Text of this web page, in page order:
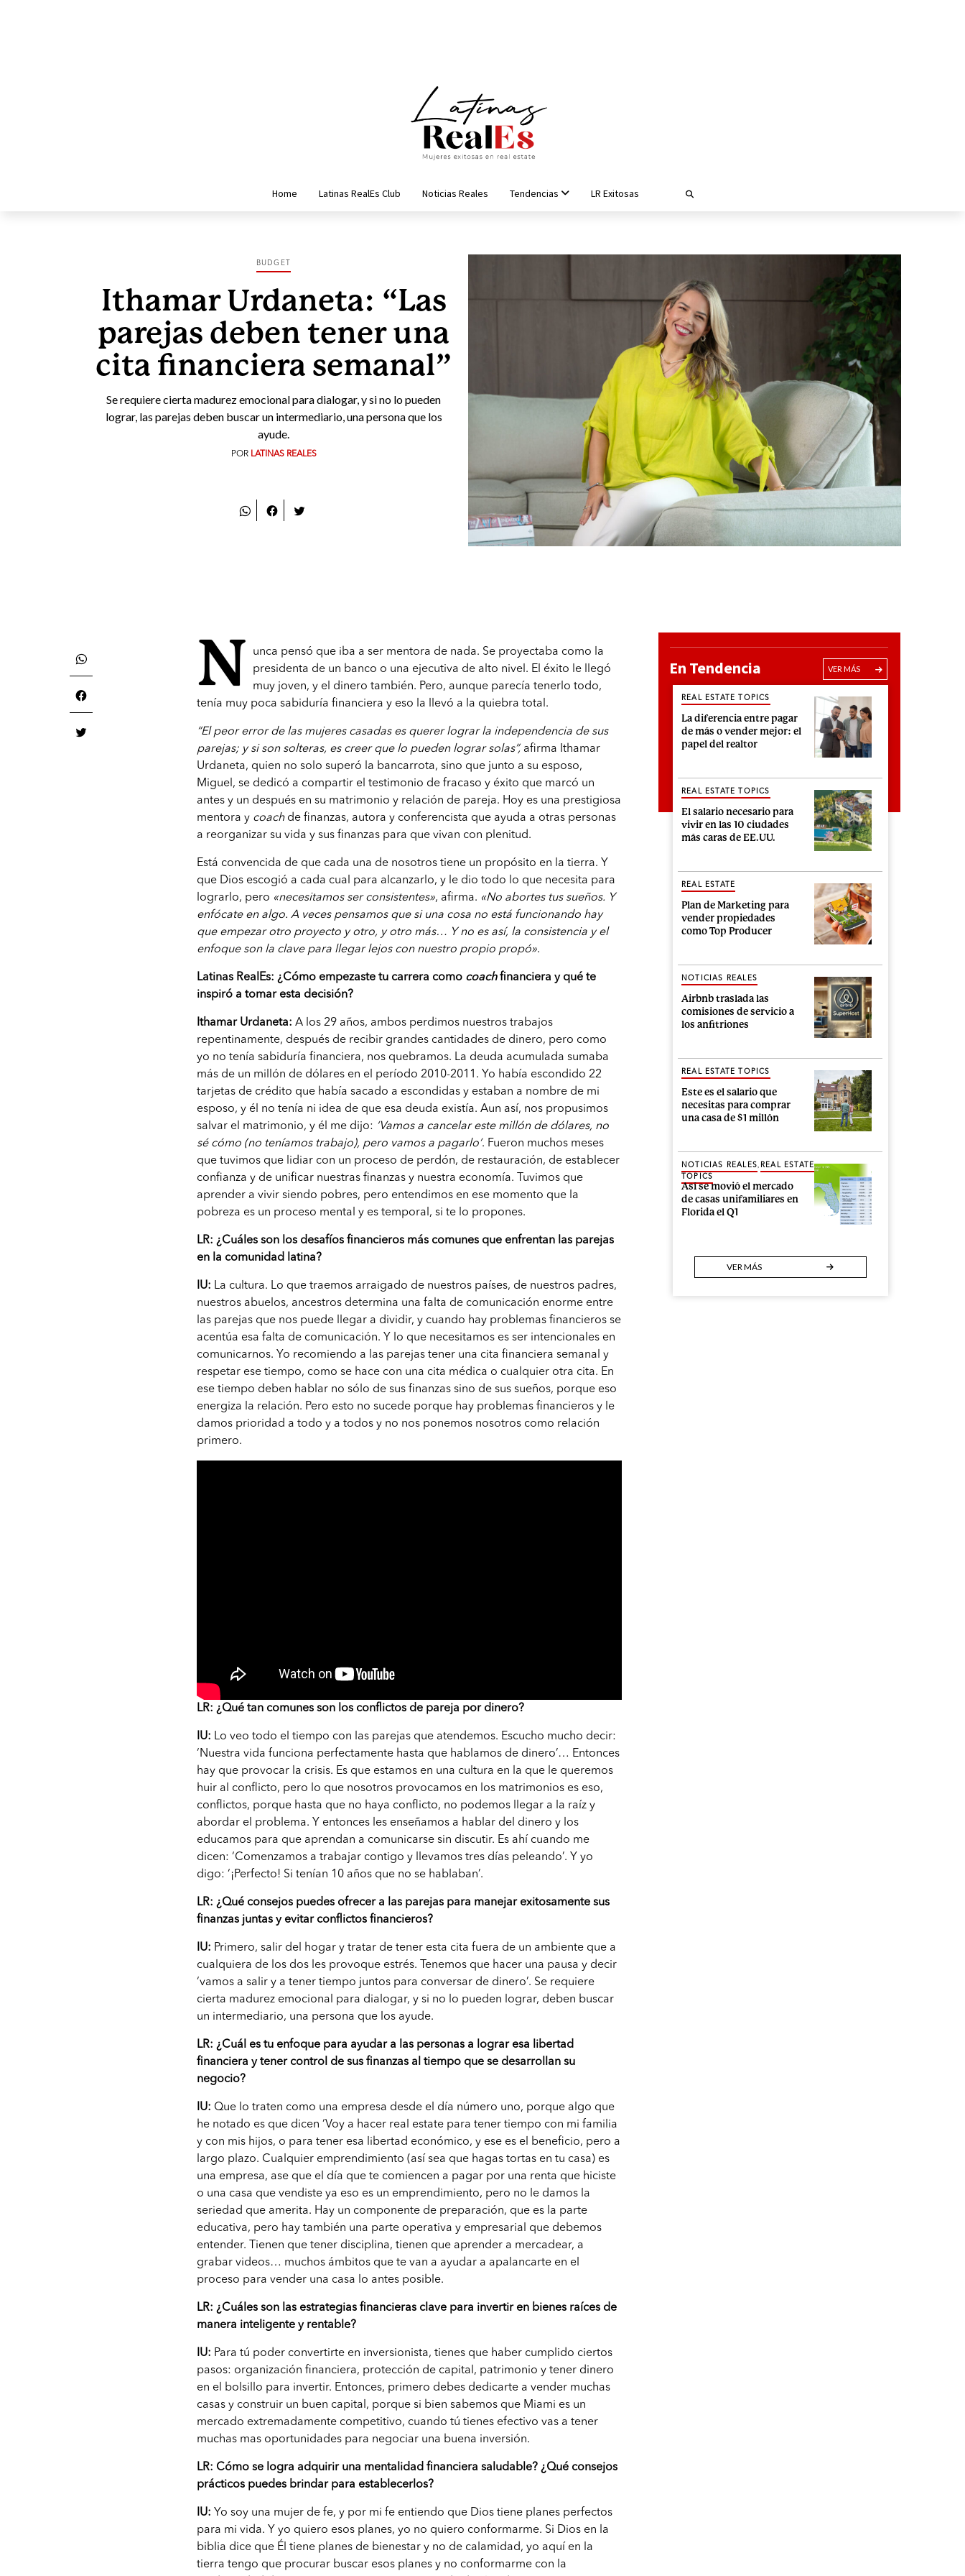
Home Latinas RealEs Club Noticias Reales Tendencias LR Exitosas
BUDGET
Ithamar Urdaneta: “Las
parejas deben tener una
cita financiera semanal”
Se requiere cierta madurez emocional para dialogar, y si no lo pueden
lograr, las parejas deben buscar un intermediario, una persona que los
ayude.
POR LATINAS REALES
N
unca pensó que iba a ser mentora de nada. Se proyectaba como la
presidenta de un banco o una ejecutiva de alto nivel. El éxito le llegó
muy joven, y el dinero también. Pero, aunque parecía tenerlo todo,
tenía muy poca sabiduría financiera y eso la llevó a la quiebra total.
“El peor error de las mujeres casadas es querer lograr la independencia de sus
parejas; y si son solteras, es creer que lo pueden lograr solas”, afirma Ithamar
Urdaneta, quien no solo superó la bancarrota, sino que junto a su esposo,
Miguel, se dedicó a compartir el testimonio de fracaso y éxito que marcó un
antes y un después en su matrimonio y relación de pareja. Hoy es una prestigiosa
mentora y coachde finanzas, autora y conferencista que ayuda a otras personas
a reorganizar su vida y sus finanzas para que vivan con plenitud.
Está convencida de que cada una de nosotros tiene un propósito en la tierra. Y
que Dios escogió a cada cual para alcanzarlo, y le dio todo lo que necesita para
lograrlo, pero «necesitamos ser consistentes», afirma. «No abortes tus sueños. Y
enfócate en algo. A veces pensamos que si una cosa no está funcionando hay
que empezar otro proyecto y otro, y otro más… Y no es así, la consistencia y el
enfoque son la clave para llegar lejos con nuestro propio propó».
Latinas RealEs: ¿Cómo empezaste tu carrera como coachfinanciera y qué te
inspiró a tomar esta decisión?
Ithamar Urdaneta: A los 29 años, ambos perdimos nuestros trabajos
repentinamente, después de recibir grandes cantidades de dinero, pero como
yo no tenía sabiduría financiera, nos quebramos. La deuda acumulada sumaba
más de un millón de dólares en el período 2010-2011. Yo había escondido 22
tarjetas de crédito que había sacado a escondidas y estaban a nombre de mi
esposo, y él no tenía ni idea de que esa deuda existía. Aun así, nos propusimos
salvar el matrimonio, y él me dijo: ‘Vamos a cancelar este millón de dólares, no
sé cómo (no teníamos trabajo), pero vamos a pagarlo’. Fueron muchos meses
que tuvimos que lidiar con un proceso de perdón, de restauración, de establecer
confianza y de unificar nuestras finanzas y nuestra economía. Tuvimos que
aprender a vivir siendo pobres, pero entendimos en ese momento que la
pobreza es un proceso mental y es temporal, si te lo propones.
LR: ¿Cuáles son los desafíos financieros más comunes que enfrentan las parejas
en la comunidad latina?
IU: La cultura. Lo que traemos arraigado de nuestros países, de nuestros padres,
nuestros abuelos, ancestros determina una falta de comunicación enorme entre
las parejas que nos puede llegar a dividir, y cuando hay problemas financieros se
acentúa esa falta de comunicación. Y lo que necesitamos es ser intencionales en
comunicarnos. Yo recomiendo a las parejas tener una cita financiera semanal y
respetar ese tiempo, como se hace con una cita médica o cualquier otra cita. En
ese tiempo deben hablar no sólo de sus finanzas sino de sus sueños, porque eso
energiza la relación. Pero esto no sucede porque hay problemas financieros y le
damos prioridad a todo y a todos y no nos ponemos nosotros como relación
primero.
LR: ¿Qué tan comunes son los conflictos de pareja por dinero?
IU: Lo veo todo el tiempo con las parejas que atendemos. Escucho mucho decir:
‘Nuestra vida funciona perfectamente hasta que hablamos de dinero’… Entonces
hay que provocar la crisis. Es que estamos en una cultura en la que le queremos
huir al conflicto, pero lo que nosotros provocamos en los matrimonios es eso,
conflictos, porque hasta que no haya conflicto, no podemos llegar a la raíz y
abordar el problema. Y entonces les enseñamos a hablar del dinero y los
educamos para que aprendan a comunicarse sin discutir. Es ahí cuando me
dicen: ‘Comenzamos a trabajar contigo y llevamos tres días peleando’. Y yo
digo: ‘¡Perfecto! Si tenían 10 años que no se hablaban’.
LR: ¿Qué consejos puedes ofrecer a las parejas para manejar exitosamente sus
finanzas juntas y evitar conflictos financieros?
IU: Primero, salir del hogar y tratar de tener esta cita fuera de un ambiente que a
cualquiera de los dos les provoque estrés. Tenemos que hacer una pausa y decir
‘vamos a salir y a tener tiempo juntos para conversar de dinero’. Se requiere
cierta madurez emocional para dialogar, y si no lo pueden lograr, deben buscar
un intermediario, una persona que los ayude.
LR: ¿Cuál es tu enfoque para ayudar a las personas a lograr esa libertad
financiera y tener control de sus finanzas al tiempo que se desarrollan su
negocio?
IU: Que lo traten como una empresa desde el día número uno, porque algo que
he notado es que dicen ‘Voy a hacer real estate para tener tiempo con mi familia
y con mis hijos, o para tener esa libertad económico, y ese es el beneficio, pero a
largo plazo. Cualquier emprendimiento (así sea que hagas tortas en tu casa) es
una empresa, ase que el día que te comiencen a pagar por una renta que hiciste
o una casa que vendiste ya eso es un emprendimiento, pero no le damos la
seriedad que amerita. Hay un componente de preparación, que es la parte
educativa, pero hay también una parte operativa y empresarial que debemos
entender. Tienen que tener disciplina, tienen que aprender a mercadear, a
grabar videos… muchos ámbitos que te van a ayudar a apalancarte en el
proceso para vender una casa lo antes posible.
LR: ¿Cuáles son las estrategias financieras clave para invertir en bienes raíces de
manera inteligente y rentable?
IU: Para tú poder convertirte en inversionista, tienes que haber cumplido ciertos
pasos: organización financiera, protección de capital, patrimonio y tener dinero
en el bolsillo para invertir. Entonces, primero debes dedicarte a vender muchas
casas y construir un buen capital, porque si bien sabemos que Miami es un
mercado extremadamente competitivo, cuando tú tienes efectivo vas a tener
muchas mas oportunidades para negociar una buena inversión.
LR: Cómo se logra adquirir una mentalidad financiera saludable? ¿Qué consejos
prácticos puedes brindar para establecerlos?
IU: Yo soy una mujer de fe, y por mi fe entiendo que Dios tiene planes perfectos
para mi vida. Y yo quiero esos planes, yo no quiero conformarme. Si Dios en la
biblia dice que Él tiene planes de bienestar y no de calamidad, yo aquí en la
tierra tengo que procurar buscar esos planes y no conformarme con la
En Tendencia VER MÁS
La diferencia entre pagar
de más o vender mejor: el
papel del realtor
REAL ESTATE TOPICS
El salario necesario para
vivir en las 10 ciudades
más caras de EE.UU.
REAL ESTATE TOPICS
Plan de Marketing para
vender propiedades
como Top Producer
REAL ESTATE
Airbnb traslada las
comisiones de servicio a
los anfitriones
NOTICIAS REALES
Este es el salario que
necesitas para comprar
una casa de $1 millón
REAL ESTATE TOPICS
Así se movió el mercado
de casas unifamiliares en
Florida el Q1
NOTICIAS REALES
REAL ESTATE
TOPICS
VER MÁS